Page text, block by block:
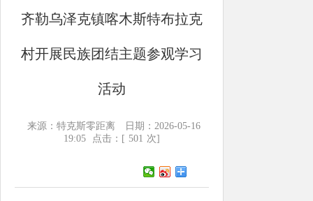
齐勒乌泽克镇喀木斯特布拉克
村开展民族团结主题参观学习
活动
来源：特克斯零距离
日期：2026-05-16
19:05
点击：[ 501 次]